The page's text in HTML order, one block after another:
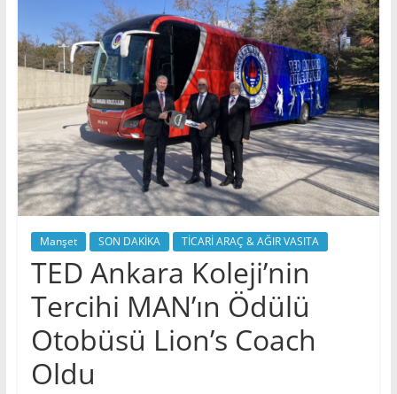
Manşet SON DAKİKA TİCARİ ARAÇ & AĞIR VASITA
TED Ankara Koleji’nin
Tercihi MAN’ın Ödülü
Otobüsü Lion’s Coach
Oldu